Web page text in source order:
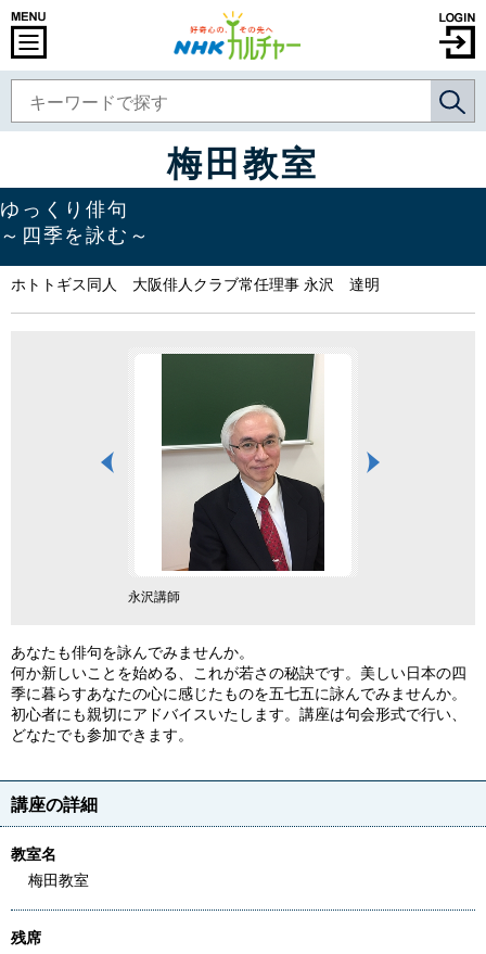
梅田教室
ゆっくり俳句
～四季を詠む～
ホトトギス同人 大阪俳人クラブ常任理事 永沢 達明
永沢講師
あなたも俳句を詠んでみませんか。
何か新しいことを始める、これが若さの秘訣です。美しい日本の四
季に暮らすあなたの心に感じたものを五七五に詠んでみませんか。
初心者にも親切にアドバイスいたします。講座は句会形式で行い、
どなたでも参加できます。
講座の詳細
教室名
梅田教室
残席